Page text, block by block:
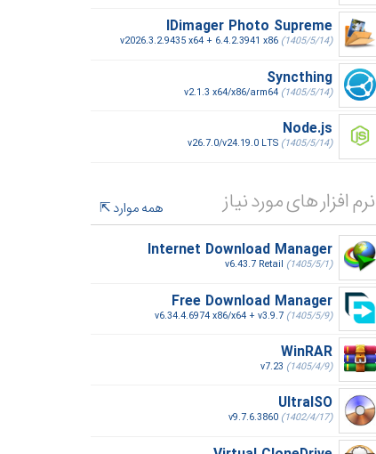
IDimager Photo Supreme
v2026.3.2.9435 x64 + 6.4.2.3941 x86 (1405/5/14)
Syncthing
v2.1.3 x64/x86/arm64 (1405/5/14)
Node.js
v26.7.0/v24.19.0 LTS (1405/5/14)
نرم افزار های مورد نیاز
همه موارد
Internet Download Manager
v6.43.7 Retail (1405/5/1)
Free Download Manager
v6.34.4.6974 x86/x64 + v3.9.7 (1405/5/9)
WinRAR
v7.23 (1405/4/9)
UltraISO
v9.7.6.3860 (1402/4/17)